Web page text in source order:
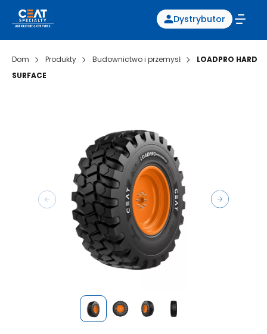
Dystrybutor
Dom Produkty Budownictwo i przemysł
LOADPRO HARD
SURFACE